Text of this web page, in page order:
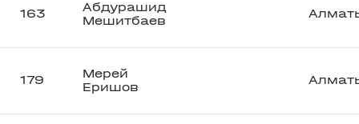
163
Абдурашид
Мешитбаев
179
Мерей
Еришов